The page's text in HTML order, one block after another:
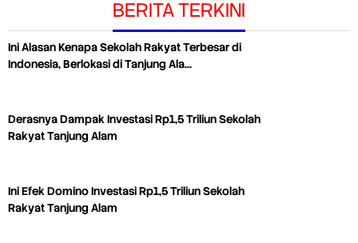
BERITA TERKINI
Ini Alasan Kenapa Sekolah Rakyat Terbesar di
Indonesia, Berlokasi di Tanjung Ala…
Derasnya Dampak Investasi Rp1,5 Triliun Sekolah
Rakyat Tanjung Alam
Ini Efek Domino Investasi Rp1,5 Triliun Sekolah
Rakyat Tanjung Alam